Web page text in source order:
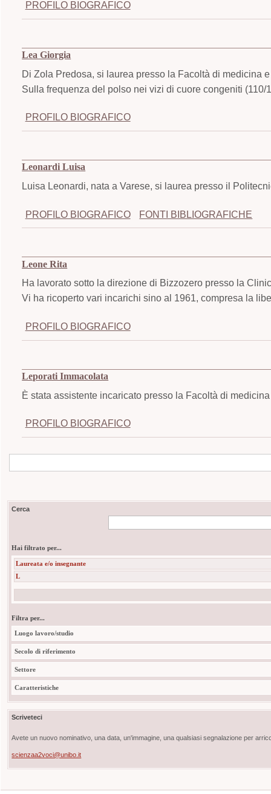
PROFILO BIOGRAFICO
Lea Giorgia
Di Zola Predosa, si laurea presso la Facoltà di medicina
Sulla frequenza del polso nei vizi di cuore congeniti (110/
PROFILO BIOGRAFICO
Leonardi Luisa
Luisa Leonardi, nata a Varese, si laurea presso il
PROFILO BIOGRAFICO FONTI BIBLIOGRAFICHE
Leone Rita
Ha lavorato sotto la direzione di Bizzozero presso la
Vi ha ricoperto vari incarichi sino al 1961, compresa la
PROFILO BIOGRAFICO
Leporati Immacolata
È stata assistente incaricato presso la Facoltà di
PROFILO BIOGRAFICO
Cerca
Hai filtrato per...
Laureata e/o insegnante
L
Filtra per...
Luogo lavoro/studio
Secolo di riferimento
Settore
Caratteristiche
Scriveteci
Avete un nuovo nominativo, una data, un'immagine, una qualsiasi segnalazione per
scienzaa2voci@unibo.it